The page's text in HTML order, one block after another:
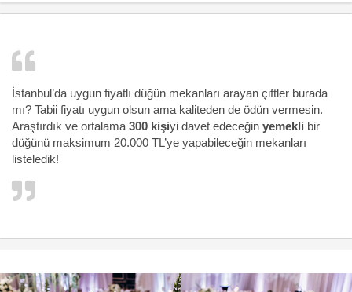
İstanbul’da uygun fiyatlı düğün mekanları arayan çiftler burada
mı? Tabii fiyatı uygun olsun ama kaliteden de ödün vermesin.
Araştırdık ve ortalama 300 kişiyi davet edeceğin yemekli bir
düğünü maksimum 20.000 TL’ye yapabileceğin mekanları
listeledik!